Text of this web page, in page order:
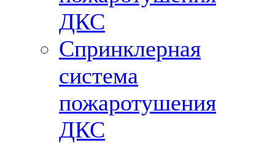
ДКС
Спринклерная
система
пожаротушения
ДКС